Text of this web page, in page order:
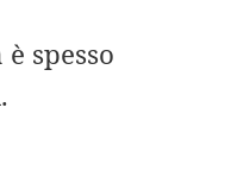
spesso